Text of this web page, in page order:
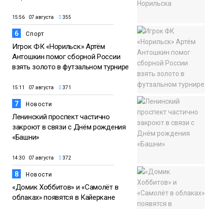
15:56 07 августа 355
6 Спорт
Игрок ФК «Норильск» Артём
Антошкин помог сборной России
взять золото в футзальном турнире
15:11 07 августа 371
7 Новости
Ленинский проспект частично
закроют в связи с Днём рождения
«Башни»
14:30 07 августа 372
8 Новости
«Домик Хоббитов» и «Самолёт в
облаках» появятся в Кайеркане